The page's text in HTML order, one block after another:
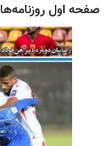
صفحه اول روزنامه‌ها